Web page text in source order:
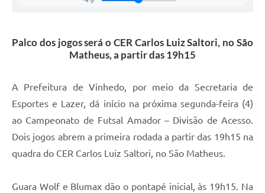
Listagem dos CEPs de Vinhedo
Contratos
Associação dos Servidores Públicos Municipais de
Vinhedo
Audiências Públicas
Palco dos jogos será o CER Carlos Luiz Saltori, no São
Matheus, a partir das 19h15
A Prefeitura de Vinhedo, por meio da Secretaria de
Esportes e Lazer, dá início na próxima segunda-feira (4)
ao Campeonato de Futsal Amador – Divisão de Acesso.
Dois jogos abrem a primeira rodada a partir das 19h15 na
quadra do CER Carlos Luiz Saltori, no São Matheus.
Guara Wolf e Blumax dão o pontapé inicial, às 19h15. Na